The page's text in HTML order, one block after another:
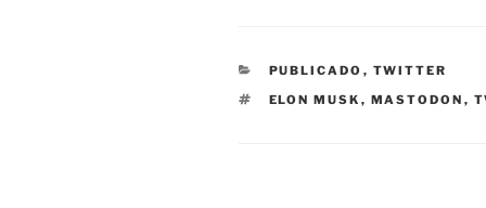
CATEGORÍAS
PUBLICADO , TWITTER
ETIQUETAS
ELON MUSK , MASTODON ,